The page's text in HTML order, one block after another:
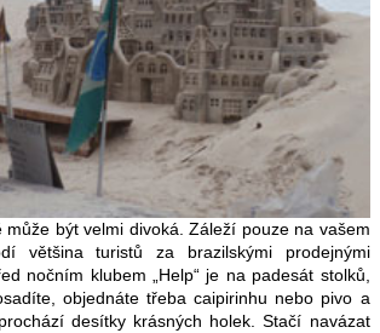
může být velmi divoká. Záleží pouze na vašem
většina turistů za brazilskými prodejnými
nočním klubem „Help“ je na padesát stolků,
objednáte třeba caipirinhu nebo pivo a
desítky krásných holek. Stačí navázat